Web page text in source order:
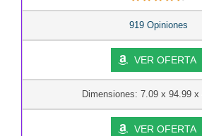
919 Opiniones
VER OFERTA
Dimensiones: 7.09 x 94.99 x
VER OFERTA